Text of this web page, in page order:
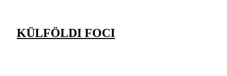
KÜLFÖLDI FOCI